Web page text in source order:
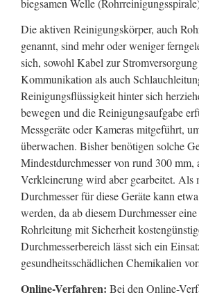
biegsamen Welle
Die aktiven Reinigungskörper, auch
genannt, sind mehr oder weniger
sich, sowohl Kabel zur
Kommunikation als auch
Reinigungsflüssigkeit hinter sich
bewegen und die Reinigungsaufgabe
Messgeräte oder Kameras mitgeführt,
überwachen. Bisher benötigen solche
Mindestdurchmesser von rund 300 mm,
Verkleinerung wird aber gearbeitet. Als
Durchmesser für diese Geräte kann
werden, da ab diesem Durchmesser
Rohrleitung mit Sicherheit
Durchmesserbereich lässt sich ein
gesundheitsschädlichen Chemikalien
Online-Verfahren: Bei den Online-